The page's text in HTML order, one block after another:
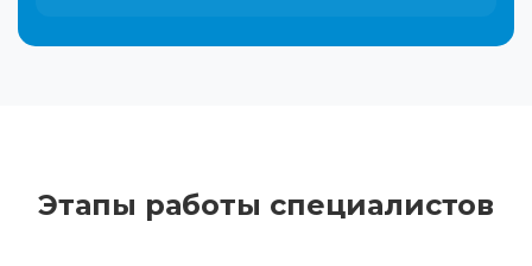
Этапы работы специалистов